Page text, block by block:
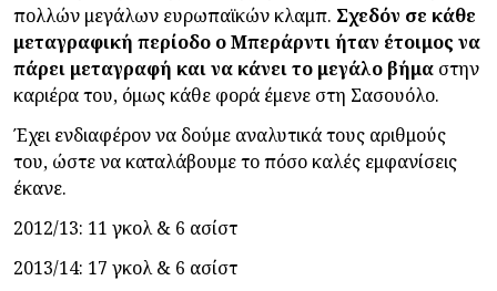
πολλών μεγάλων ευρωπαϊκών κλαμπ. Σχεδόν σε κάθε
μεταγραφική περίοδο ο Μπεράρντι ήταν έτοιμος να
πάρει μεταγραφή και να κάνει το μεγάλο βήμα στην
καριέρα του, όμως κάθε φορά έμενε στη Σασουόλο.
Έχει ενδιαφέρον να δούμε αναλυτικά τους αριθμούς
του, ώστε να καταλάβουμε το πόσο καλές εμφανίσεις
έκανε.
2012/13: 11 γκολ & 6 ασίστ
2013/14: 17 γκολ & 6 ασίστ